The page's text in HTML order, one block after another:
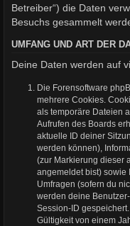
Betreiber“) die Daten
Besuchs gesammelt
UMFANG UND ART DER
Deine Daten werden auf
Die Forensoftware
mehrere Cookies.
als temporäre Dateien
Aufrufen des Boards
aktuelle ID deiner
werden können),
(zur Markierung dieser
angemeldet bist) sowie
Umfragen (sofern du
werden deine
Session-ID
Gültigkeit von einem